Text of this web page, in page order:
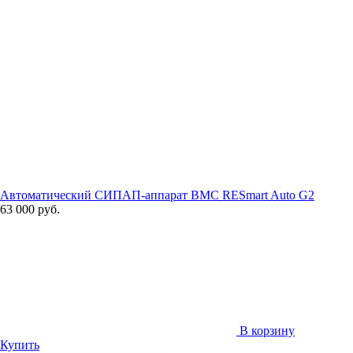
Автоматический СИПАП-аппарат BMC RESmart Auto G2
63 000 руб.
В корзину
Купить